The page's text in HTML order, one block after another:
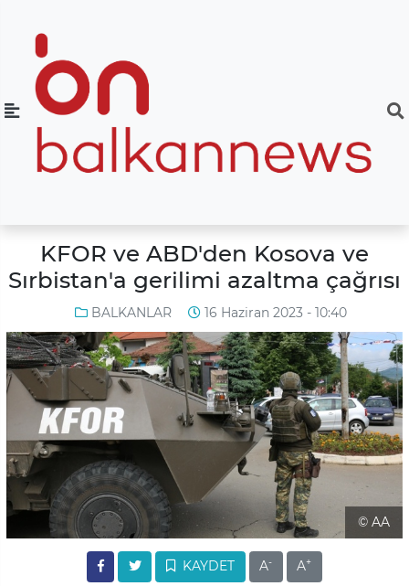
KFOR ve ABD'den Kosova ve
Sırbistan'a gerilimi azaltma çağrısı
BALKANLAR 16 Haziran 2023 - 10:40
© AA
KAYDET A- A+